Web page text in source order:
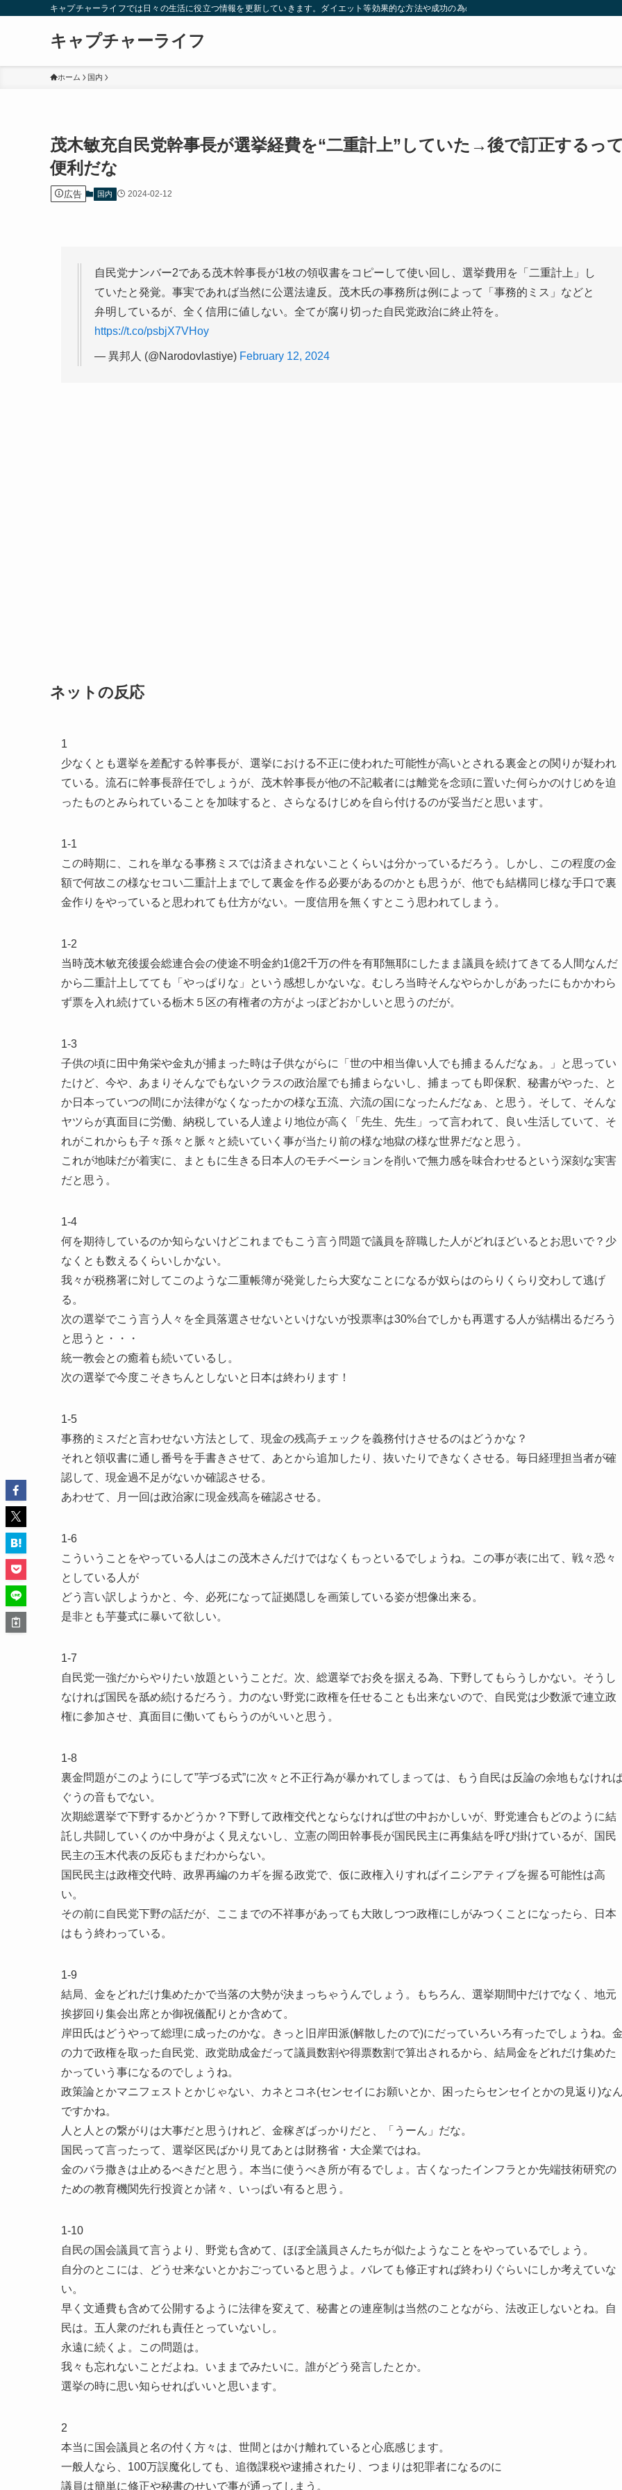
キャプチャーライフでは日々の生活に役立つ情報を更新していきます。ダイエット等効果的な方法や成功の為の秘訣等。太ったり悩んでいる方々が
キャプチャーライフ
ホーム 国内
茂木敏充自民党幹事長が選挙経費を“二重計上”していた→後で訂正するっ
便利だな
広告 国内 2024-02-12
自民党ナンバー2である茂木幹事長が1枚の領収書をコピーして使い回し、選挙費用を「二重計上」し
ていたと発覚。事実であれば当然に公選法違反。茂木氏の事務所は例によって「事務的ミス」などと
弁明しているが、全く信用に値しない。全てが腐り切った自民党政治に終止符を。
https://t.co/psbjX7VHoy
— 異邦人 (@Narodovlastiye) February 12, 2024
ネットの反応
1
少なくとも選挙を差配する幹事長が、選挙における不正に使われた可能性が高いとされる裏金との関りが疑われ
ている。流石に幹事長辞任でしょうが、茂木幹事長が他の不記載者には離党を念頭に置いた何らかのけじめを迫
ったものとみられていることを加味すると、さらなるけじめを自ら付けるのが妥当だと思います。
1-1
この時期に、これを単なる事務ミスでは済まされないことくらいは分かっているだろう。しかし、この程度の金
額で何故この様なセコい二重計上までして裏金を作る必要があるのかとも思うが、他でも結構同じ様な手口で裏
金作りをやっていると思われても仕方がない。一度信用を無くすとこう思われてしまう。
1-2
当時茂木敏充後援会総連合会の使途不明金約1億2千万の件を有耶無耶にしたまま議員を続けてきてる人間なんだ
から二重計上してても「やっぱりな」という感想しかないな。むしろ当時そんなやらかしがあったにもかかわら
ず票を入れ続けている栃木５区の有権者の方がよっぽどおかしいと思うのだが。
1-3
子供の頃に田中角栄や金丸が捕まった時は子供ながらに「世の中相当偉い人でも捕まるんだなぁ。」と思ってい
たけど、今や、あまりそんなでもないクラスの政治屋でも捕まらないし、捕まっても即保釈、秘書がやった、と
か日本っていつの間にか法律がなくなったかの様な五流、六流の国になったんだなぁ、と思う。そして、そんな
ヤツらが真面目に労働、納税している人達より地位が高く「先生、先生」って言われて、良い生活していて、そ
れがこれからも子々孫々と脈々と続いていく事が当たり前の様な地獄の様な世界だなと思う。
これが地味だが着実に、まともに生きる日本人のモチベーションを削いで無力感を味合わせるという深刻な実害
だと思う。
1-4
何を期待しているのか知らないけどこれまでもこう言う問題で議員を辞職した人がどれほどいるとお思いで？少
なくとも数えるくらいしかない。
我々が税務署に対してこのような二重帳簿が発覚したら大変なことになるが奴らはのらりくらり交わして逃げ
る。
次の選挙でこう言う人々を全員落選させないといけないが投票率は30%台でしかも再選する人が結構出るだろう
と思うと・・・
統一教会との癒着も続いているし。
次の選挙で今度こそきちんとしないと日本は終わります！
1-5
事務的ミスだと言わせない方法として、現金の残高チェックを義務付けさせるのはどうかな？
それと領収書に通し番号を手書きさせて、あとから追加したり、抜いたりできなくさせる。毎日経理担当者が確
認して、現金過不足がないか確認させる。
あわせて、月一回は政治家に現金残高を確認させる。
1-6
こういうことをやっている人はこの茂木さんだけではなくもっといるでしょうね。この事が表に出て、戦々恐々
としている人が
どう言い訳しようかと、今、必死になって証拠隠しを画策している姿が想像出来る。
是非とも芋蔓式に暴いて欲しい。
1-7
自民党一強だからやりたい放題ということだ。次、総選挙でお灸を据える為、下野してもらうしかない。そうし
なければ国民を舐め続けるだろう。力のない野党に政権を任せることも出来ないので、自民党は少数派で連立政
権に参加させ、真面目に働いてもらうのがいいと思う。
1-8
裏金問題がこのようにして”芋づる式”に次々と不正行為が暴かれてしまっては、もう自民は反論の余地もなけれ
ぐうの音もでない。
次期総選挙で下野するかどうか？下野して政権交代とならなければ世の中おかしいが、野党連合もどのように結
託し共闘していくのか中身がよく見えないし、立憲の岡田幹事長が国民民主に再集結を呼び掛けているが、国民
民主の玉木代表の反応もまだわからない。
国民民主は政権交代時、政界再編のカギを握る政党で、仮に政権入りすればイニシアティブを握る可能性は高
い。
その前に自民党下野の話だが、ここまでの不祥事があっても大敗しつつ政権にしがみつくことになったら、日本
はもう終わっている。
1-9
結局、金をどれだけ集めたかで当落の大勢が決まっちゃうんでしょう。もちろん、選挙期間中だけでなく、地元
挨拶回り集会出席とか御祝儀配りとか含めて。
岸田氏はどうやって総理に成ったのかな。きっと旧岸田派(解散したので)にだっていろいろ有ったでしょうね。
の力で政権を取った自民党、政党助成金だって議員数割や得票数割で算出されるから、結局金をどれだけ集めた
かっていう事になるのでしょうね。
政策論とかマニフェストとかじゃない、カネとコネ(センセイにお願いとか、困ったらセンセイとかの見返り)な
ですかね。
人と人との繋がりは大事だと思うけれど、金稼ぎばっかりだと、「うーん」だな。
国民って言ったって、選挙区民ばかり見てあとは財務省・大企業ではね。
金のバラ撒きは止めるべきだと思う。本当に使うべき所が有るでしょ。古くなったインフラとか先端技術研究の
ための教育機関先行投資とか諸々、いっぱい有ると思う。
1-10
自民の国会議員て言うより、野党も含めて、ほぼ全議員さんたちが似たようなことをやっているでしょう。
自分のとこには、どうせ来ないとかおごっていると思うよ。バレても修正すれば終わりぐらいにしか考えていな
い。
早く文通費も含めて公開するように法律を変えて、秘書との連座制は当然のことながら、法改正しないとね。自
民は。五人衆のだれも責任とっていないし。
永遠に続くよ。この問題は。
我々も忘れないことだよね。いままでみたいに。誰がどう発言したとか。
選挙の時に思い知らせればいいと思います。
2
本当に国会議員と名の付く方々は、世間とはかけ離れていると心底感じます。
一般人なら、100万誤魔化しても、追徴課税や逮捕されたり、つまりは犯罪者になるのに
議員は簡単に修正や秘書のせいで事が通ってしまう。